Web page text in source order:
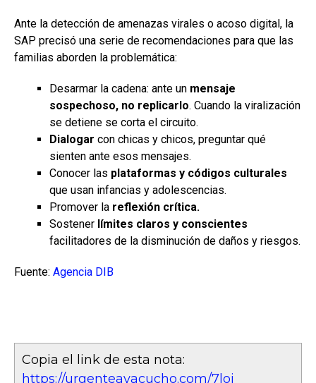
Ante la detección de amenazas virales o acoso digital, la
SAP precisó una serie de recomendaciones para que las
familias aborden la problemática:
Desarmar la cadena: ante un mensaje
sospechoso, no replicarlo. Cuando la viralización
se detiene se corta el circuito.
Dialogar con chicas y chicos, preguntar qué
sienten ante esos mensajes.
Conocer las plataformas y códigos culturales
que usan infancias y adolescencias.
Promover la reflexión crítica.
Sostener límites claros y conscientes
facilitadores de la disminución de daños y riesgos.
Fuente: Agencia DIB
Copia el link de esta nota:
https://urgenteayacucho.com/7loj